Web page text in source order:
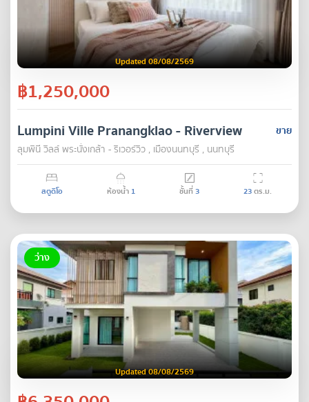
Updated 08/08/2569
฿1,250,000
ขาย
Lumpini Ville Pranangklao - Riverview
ลุมพินี วิลล์ พระนั่งเกล้า - ริเวอร์วิว , เมืองนนทบุรี , นนทบุรี
สตูดิโอ ห้องน้ำ 1 ชั้นที่3 23ตร.ม.
ว่าง
Updated 08/08/2569